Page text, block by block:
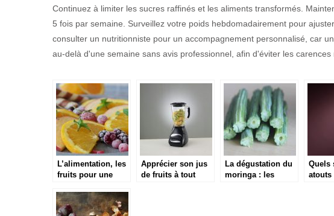
Continuez à limiter les sucres raffinés et les aliments transformés.
5 fois par semaine. Surveillez votre poids hebdomadairement pour
consulter un nutritionniste pour un accompagnement personnalisé, car
au-delà d'une semaine sans avis professionnel, afin d'éviter les carences
L’alimentation, les
fruits pour une
Apprécier son jus
de fruits à tout
La dégustation du
moringa : les
Quels
atouts